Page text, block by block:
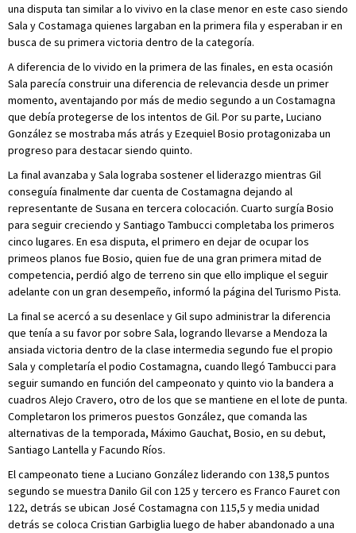
una disputa tan similar a lo vivivo en la clase menor en este caso siendo
Sala y Costamaga quienes largaban en la primera fila y esperaban ir en
busca de su primera victoria dentro de la categoría.
A diferencia de lo vivido en la primera de las finales, en esta ocasión
Sala parecía construir una diferencia de relevancia desde un primer
momento, aventajando por más de medio segundo a un Costamagna
que debía protegerse de los intentos de Gil. Por su parte, Luciano
González se mostraba más atrás y Ezequiel Bosio protagonizaba un
progreso para destacar siendo quinto.
La final avanzaba y Sala lograba sostener el liderazgo mientras Gil
conseguía finalmente dar cuenta de Costamagna dejando al
representante de Susana en tercera colocación. Cuarto surgía Bosio
para seguir creciendo y Santiago Tambucci completaba los primeros
cinco lugares. En esa disputa, el primero en dejar de ocupar los
primeos planos fue Bosio, quien fue de una gran primera mitad de
competencia, perdió algo de terreno sin que ello implique el seguir
adelante con un gran desempeño, informó la página del Turismo Pista.
La final se acercó a su desenlace y Gil supo administrar la diferencia
que tenía a su favor por sobre Sala, logrando llevarse a Mendoza la
ansiada victoria dentro de la clase intermedia segundo fue el propio
Sala y completaría el podio Costamagna, cuando llegó Tambucci para
seguir sumando en función del campeonato y quinto vio la bandera a
cuadros Alejo Cravero, otro de los que se mantiene en el lote de punta.
Completaron los primeros puestos González, que comanda las
alternativas de la temporada, Máximo Gauchat, Bosio, en su debut,
Santiago Lantella y Facundo Ríos.
El campeonato tiene a Luciano González liderando con 138,5 puntos
segundo se muestra Danilo Gil con 125 y tercero es Franco Fauret con
122, detrás se ubican José Costamagna con 115,5 y media unidad
detrás se coloca Cristian Garbiglia luego de haber abandonado a una